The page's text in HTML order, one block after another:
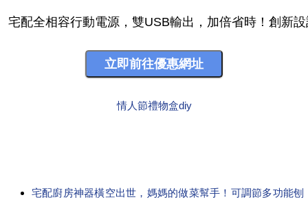
情人節禮物盒diy
宅配廚房神器橫空出世，媽媽的做菜幫手！可調節多功能刨